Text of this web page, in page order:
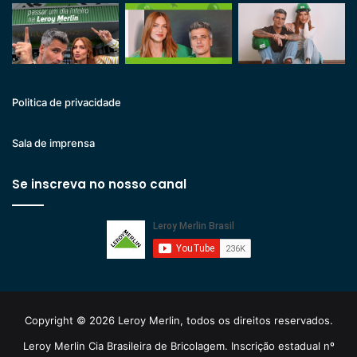
Politica de privacidade
Sala de imprensa
Se inscreva no nosso canal
Copyright © 2026 Leroy Merlin, todos os direitos reservados.
Leroy Merlin Cia Brasileira de Bricolagem. Inscrição estadual nº